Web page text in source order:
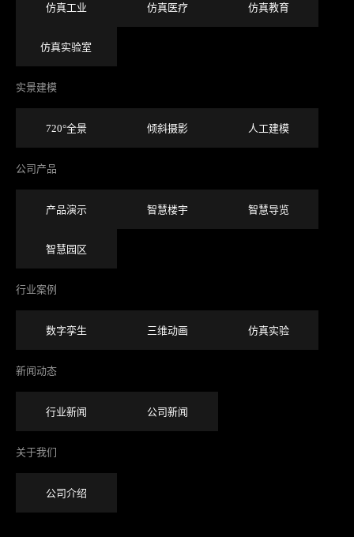
仿真工业 仿真医疗 仿真教育
仿真实验室
实景建模
720°全景 倾斜摄影 人工建模
公司产品
产品演示 智慧楼宇 智慧导览
智慧园区
行业案例
数字孪生 三维动画 仿真实验
新闻动态
行业新闻 公司新闻
关于我们
公司介绍